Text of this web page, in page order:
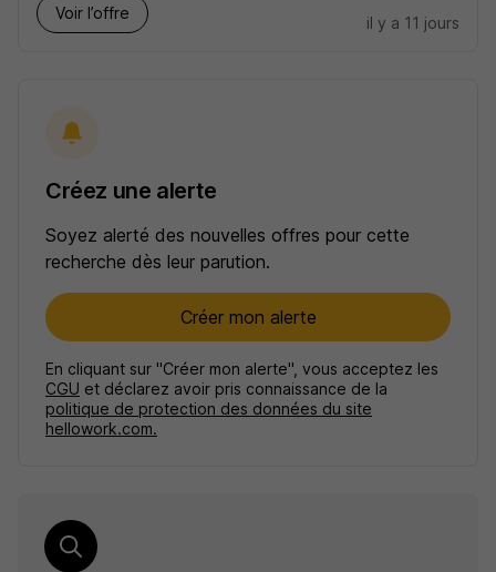
Voir l’offre
il y a 11 jours
Créez une alerte
Soyez alerté des nouvelles offres pour cette
recherche dès leur parution.
Créer mon alerte
En cliquant sur "Créer mon alerte", vous acceptez les
CGU et déclarez avoir pris connaissance de la
politique de protection des données du site
hellowork.com.